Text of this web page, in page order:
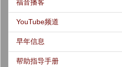
福音播客
YouTube频道
早年信息
帮助指导手册